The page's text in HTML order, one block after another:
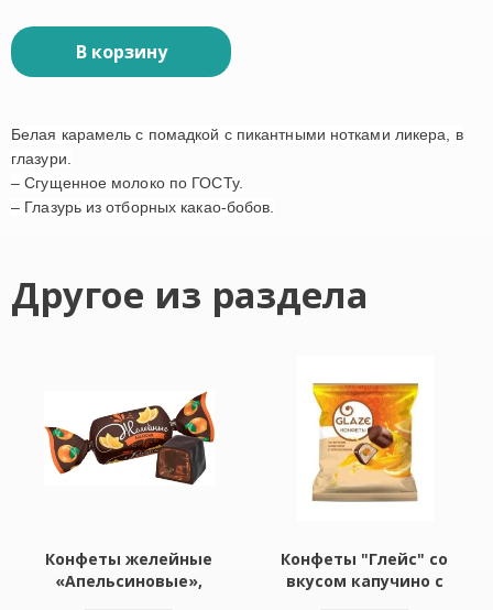
В корзину
Белая карамель с помадкой с пикантными нотками ликера, в
глазури.
– Сгущенное молоко по ГОСТу.
– Глазурь из отборных какао-бобов.
Другое из раздела
Конфеты желейные
«Апельсиновые»,
Конфеты "Глейс" со
вкусом капучино с